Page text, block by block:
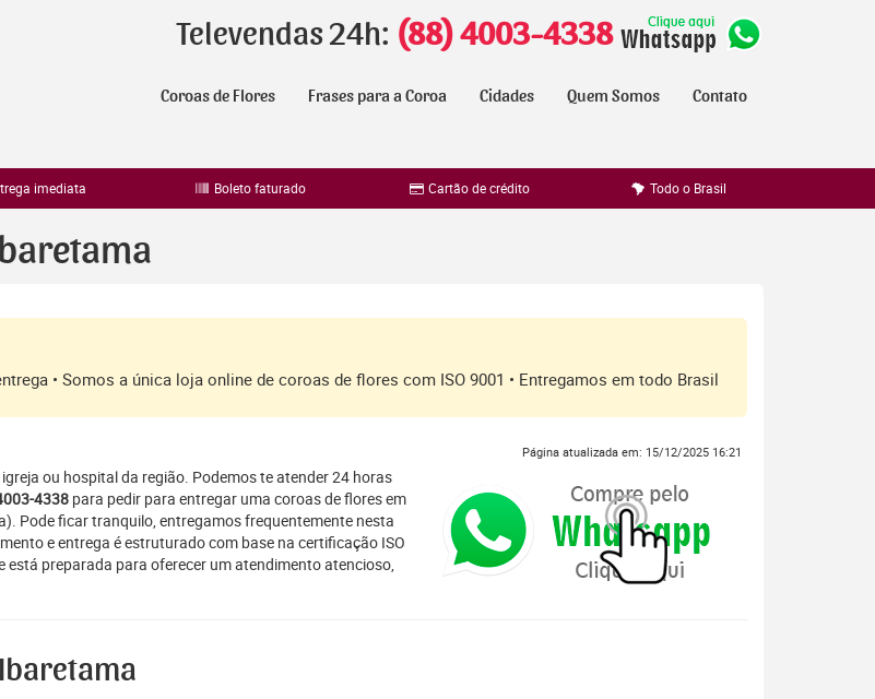
Televendas 24h: (88) 4003-4338
Coroas de Flores Frases para a Coroa Cidades Quem Somos Contato
imediata Boleto faturado Cartão de crédito Todo o Brasil
• Somos a única loja online de coroas de flores com ISO 9001 • Entregamos em todo Brasil
Página atualizada em: 15/12/2025 16:21
ou hospital da região. Podemos te atender 24 horas
4338 para pedir para entregar uma coroas de flores em
Pode ficar tranquilo, entregamos frequentemente nesta
e entrega é estruturado com base na certificação ISO
preparada para oferecer um atendimento atencioso,